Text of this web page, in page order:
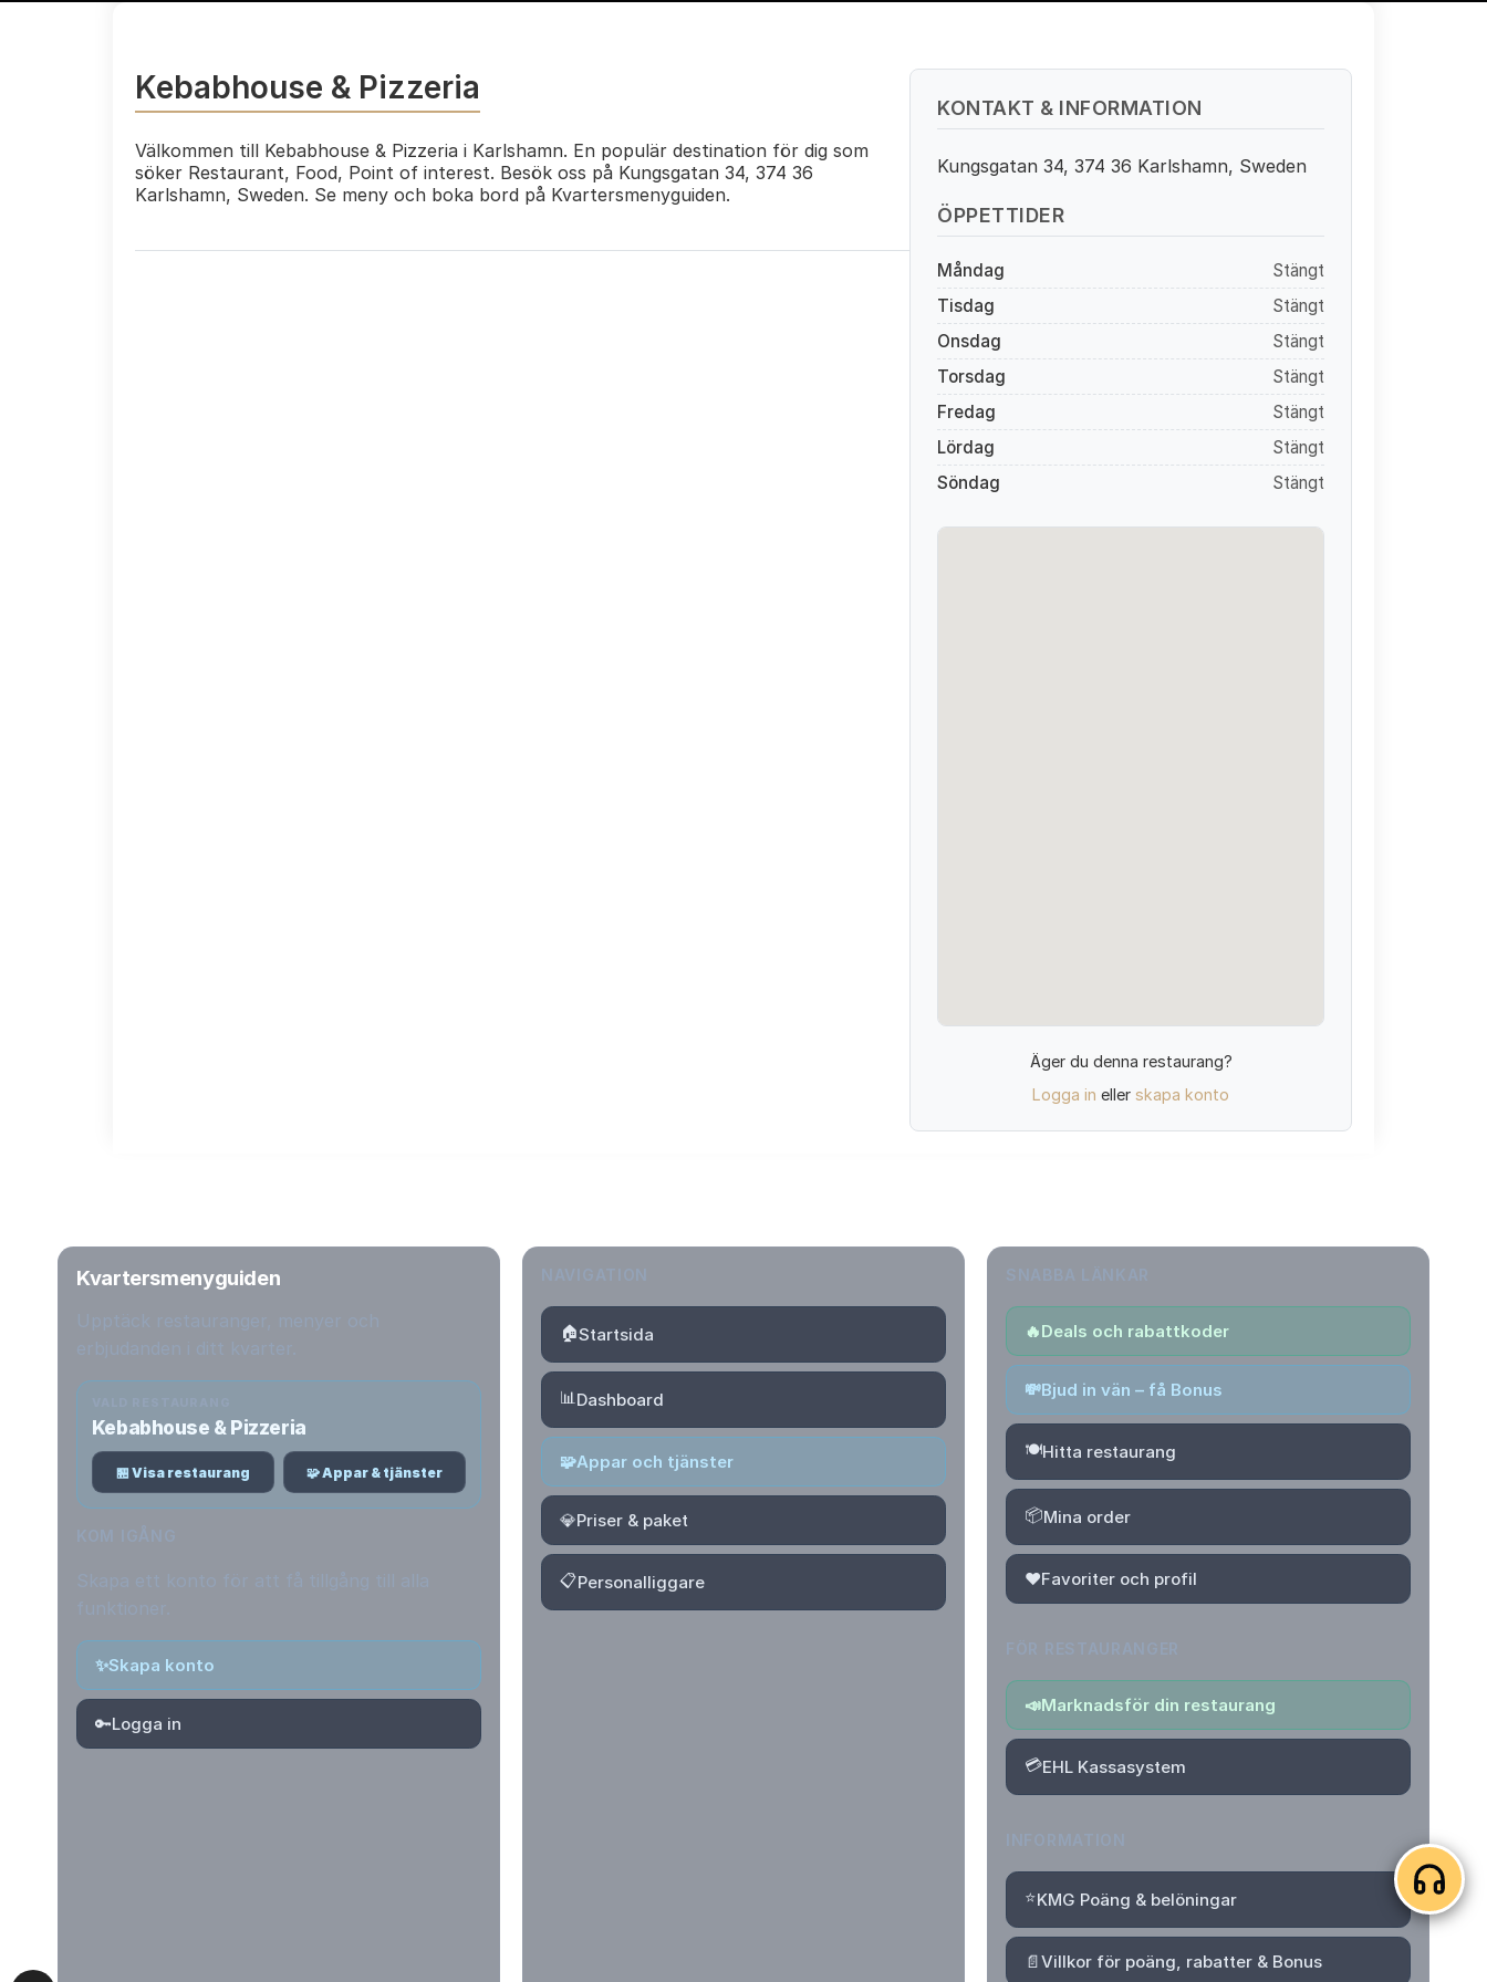
Kebabhouse & Pizzeria
Välkommen till Kebabhouse & Pizzeria i Karlshamn. En populär destination för dig som
söker Restaurant, Food, Point of interest. Besök oss på Kungsgatan 34, 374 36
Karlshamn, Sweden. Se meny och boka bord på Kvartersmenyguiden.
KONTAKT & INFORMATION
Kungsgatan 34, 374 36 Karlshamn, Sweden
ÖPPETTIDER
Måndag
Stängt
Tisdag
Stängt
Onsdag
Stängt
Torsdag
Stängt
Fredag
Stängt
Lördag
Stängt
Söndag
Stängt
Äger du denna restaurang?
Logga in eller skapa konto
Kvartersmenyguiden
Kebabhouse & Pizzeria
🏪 Visa restaurang 🧩 Appar & tjänster
✨Skapa konto
🔑Logga in
🏠Startsida
📊Dashboard
🧩Appar och tjänster
💎Priser & paket
📋Personalliggare
🔥Deals och rabattkoder
💸Bjud in vän – få Bonus
🍽️Hitta restaurang
📦Mina order
❤️Favoriter och profil
📣Marknadsför din restaurang
💳EHL Kassasystem
⭐KMG Poäng & belöningar
📄Villkor för poäng, rabatter & Bonus